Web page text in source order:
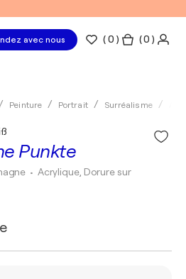
avec nous (0 ) ( 0 )
Peinture Portrait Surréalisme
Punkte
• Acrylique, Dorure sur